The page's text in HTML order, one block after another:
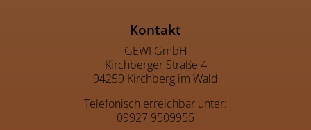
Kontakt
GEWI GmbH
Kirchberger Straße 4
94259 Kirchberg im Wald
Telefonisch erreichbar unter:
09927 9509955